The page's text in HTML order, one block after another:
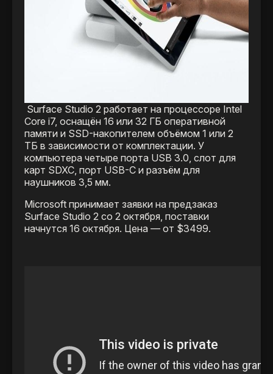
Surface Studio 2 работает на процессоре Intel
Core i7, оснащён 16 или 32 ГБ оперативной
памяти и SSD-накопителем объёмом 1 или 2
ТБ в зависимости от комплектации. У
компьютера четыре порта USB 3.0, слот для
карт SDXC, порт USB-C и разъём для
наушников 3,5 мм.
Microsoft принимает заявки на предзаказ
Surface Studio 2 со 2 октября, поставки
начнутся 16 октября. Цена — от $3499.